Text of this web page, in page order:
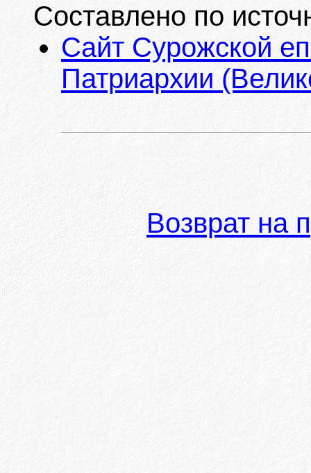
Составлено по
Сайт Сурожской
Патриархии
Возврат на